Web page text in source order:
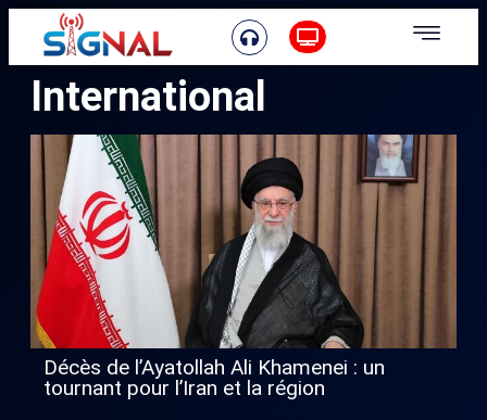
International
Décès de l’Ayatollah Ali Khamenei : un
tournant pour l’Iran et la région